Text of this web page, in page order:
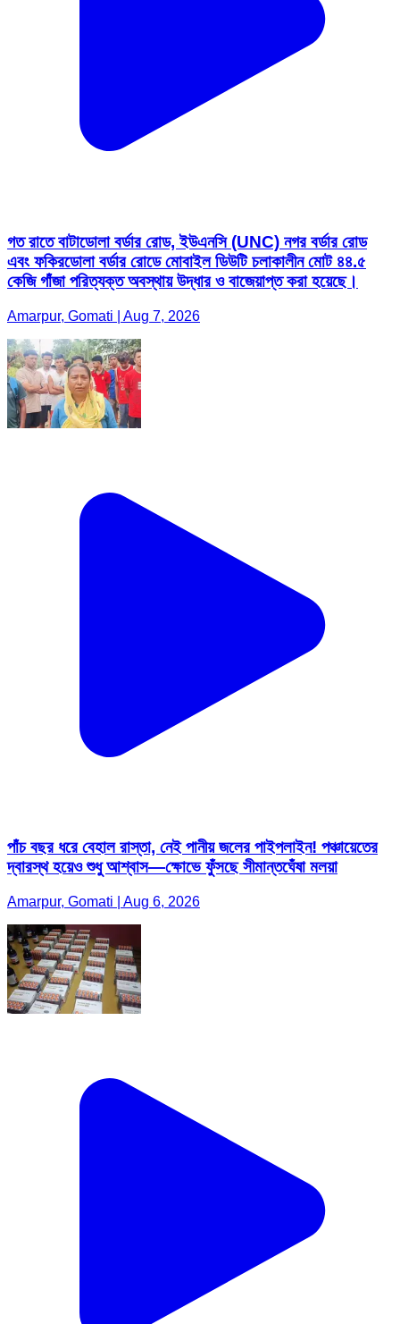
গত রাতে বাটাডোলা বর্ডার রোড, ইউএনসি (UNC) নগর বর্ডার রোড
এবং ফকিরডোলা বর্ডার রোডে মোবাইল ডিউটি ​​চলাকালীন মোট ৪৪.৫
কেজি গাঁজা পরিত্যক্ত অবস্থায় উদ্ধার ও বাজেয়াপ্ত করা হয়েছে।
Amarpur, Gomati | Aug 7, 2026
পাঁচ বছর ধরে বেহাল রাস্তা, নেই পানীয় জলের পাইপলাইন! পঞ্চায়েতের
দ্বারস্থ হয়েও শুধু আশ্বাস—ক্ষোভে ফুঁসছে সীমান্তঘেঁষা মলয়া
Amarpur, Gomati | Aug 6, 2026